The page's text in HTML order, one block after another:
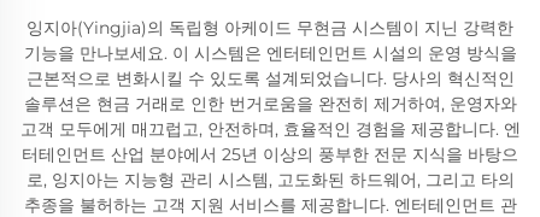
잉지아(Yingjia)의 독립형 아케이드 무현금 시스템이 지닌 강력한
기능을 만나보세요. 이 시스템은 엔터테인먼트 시설의 운영 방식을
근본적으로 변화시킬 수 있도록 설계되었습니다. 당사의 혁신적인
솔루션은 현금 거래로 인한 번거로움을 완전히 제거하여, 운영자와
고객 모두에게 매끄럽고, 안전하며, 효율적인 경험을 제공합니다. 엔
터테인먼트 산업 분야에서 25년 이상의 풍부한 전문 지식을 바탕으
로, 잉지아는 지능형 관리 시스템, 고도화된 하드웨어, 그리고 타의
추종을 불허하는 고객 지원 서비스를 제공합니다. 엔터테인먼트 관